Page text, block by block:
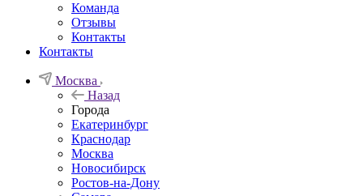
Команда
Отзывы
Контакты
Контакты
Москва
Назад
Города
Екатеринбург
Краснодар
Москва
Новосибирск
Ростов-на-Дону